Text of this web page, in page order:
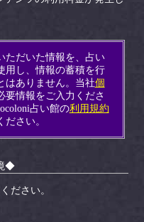
ただいた情報を、占い
用し、情報の蓄積を行
はありません。当社個
要情報をご入力くださ
占い館の利用規約
さい。
◆
ださい。